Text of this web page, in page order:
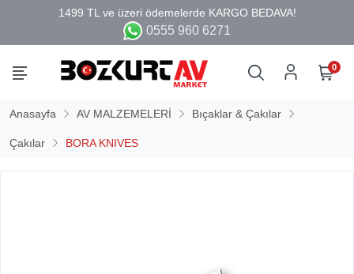
0555 960 6271
0
Anasayfa AV MALZEMELERİ Bıçaklar & Çakılar
Çakılar BORA KNIVES